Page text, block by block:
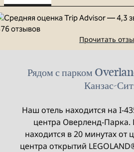
Прочитать
Рядом с парком
Канзас-
Наш отель находится на I-
центра Оверленд-Парка.
находится в 20 минутах от
центра открытий